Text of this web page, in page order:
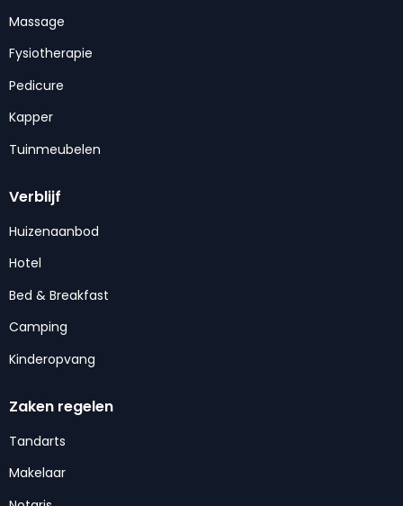
Massage
Fysiotherapie
Pedicure
Kapper
Tuinmeubelen
Verblijf
Huizenaanbod
Hotel
Bed & Breakfast
Camping
Kinderopvang
Zaken regelen
Tandarts
Makelaar